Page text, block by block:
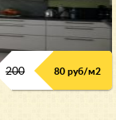
200 80 руб/м2